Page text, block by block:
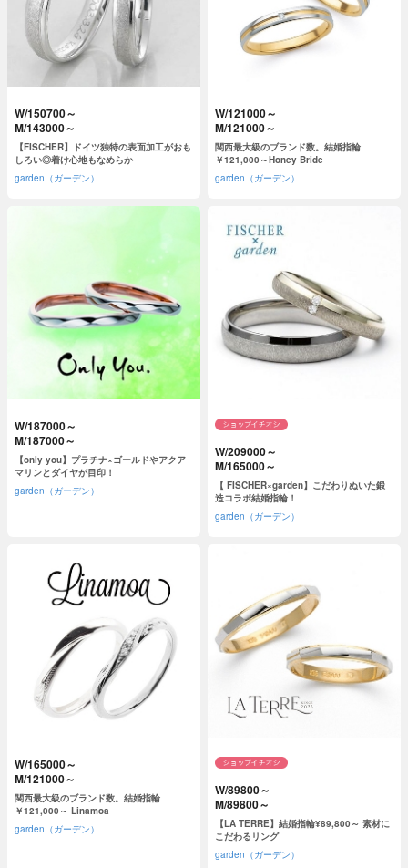
W/150700～
M/143000～
【FISCHER】ドイツ独特の表面加工がおも
しろい◎着け心地もなめらか
garden（ガーデン）
W/121000～
M/121000～
関西最大級のブランド数。結婚指輪
￥121,000～Honey Bride
garden（ガーデン）
W/187000～
M/187000～
【only you】プラチナ×ゴールドやアクア
マリンとダイヤが目印！
garden（ガーデン）
W/209000～
M/165000～
【 FISCHER×garden】こだわりぬいた鍛
造コラボ結婚指輪！
garden（ガーデン）
W/165000～
M/121000～
関西最大級のブランド数。結婚指輪
￥121,000～ Linamoa
garden（ガーデン）
W/89800～
M/89800～
【LA TERRE】結婚指輪¥89,800～ 素材に
こだわるリング
garden（ガーデン）